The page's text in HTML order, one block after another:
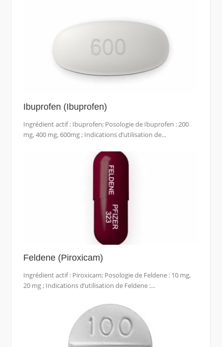
Ibuprofen (Ibuprofen)
Ingrédient actif : Ibuprofen; Posologie de Ibuprofen : 200
mg, 400 mg, 600mg ; Indications d’utilisation de...
Feldene (Piroxicam)
Ingrédient actif : Piroxicam; Posologie de Feldene : 10 mg,
20 mg ; Indications d’utilisation de Feldene :...